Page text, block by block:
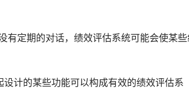
有定期的对话，绩效评估系统可能会使某
计的某些功能可以构成有效的绩效评估系